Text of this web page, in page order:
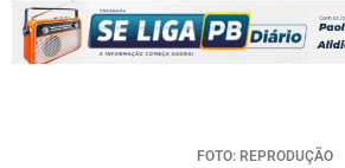
FOTO: REPRODUÇÃO